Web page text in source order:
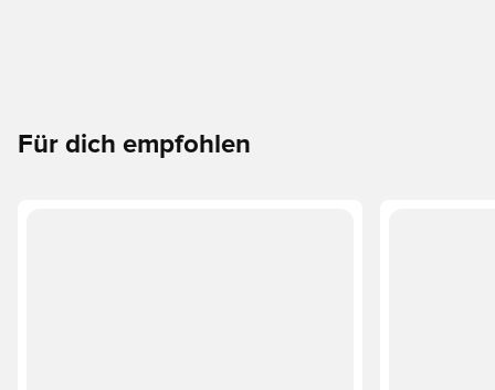
Für dich empfohlen